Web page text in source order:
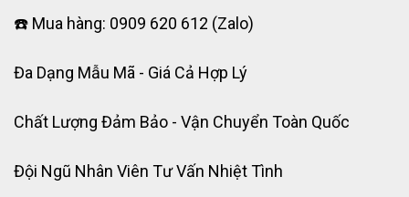
☎️ Mua hàng: 0909 620 612 (Zalo)
Đa Dạng Mẫu Mã - Giá Cả Hợp Lý
Chất Lượng Đảm Bảo - Vận Chuyển Toàn Quốc
Đội Ngũ Nhân Viên Tư Vấn Nhiệt Tình